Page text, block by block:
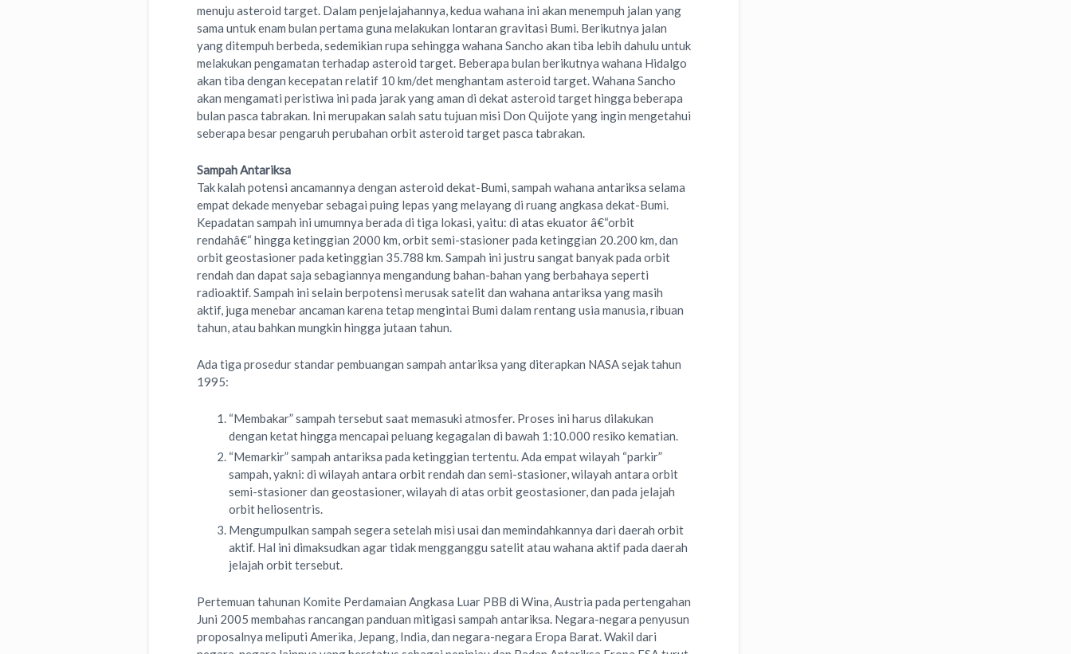
menuju asteroid target. Dalam penjelajahannya, kedua wahana ini akan menempuh jalan yang
sama untuk enam bulan pertama guna melakukan lontaran gravitasi Bumi. Berikutnya jalan
yang ditempuh berbeda, sedemikian rupa sehingga wahana Sancho akan tiba lebih dahulu untuk
melakukan pengamatan terhadap asteroid target. Beberapa bulan berikutnya wahana Hidalgo
akan tiba dengan kecepatan relatif 10 km/det menghantam asteroid target. Wahana Sancho
akan mengamati peristiwa ini pada jarak yang aman di dekat asteroid target hingga beberapa
bulan pasca tabrakan. Ini merupakan salah satu tujuan misi Don Quijote yang ingin mengetahui
seberapa besar pengaruh perubahan orbit asteroid target pasca tabrakan.
Sampah Antariksa
Tak kalah potensi ancamannya dengan asteroid dekat-Bumi, sampah wahana antariksa selama
empat dekade menyebar sebagai puing lepas yang melayang di ruang angkasa dekat-Bumi.
Kepadatan sampah ini umumnya berada di tiga lokasi, yaitu: di atas ekuator â€“orbit
rendahâ€“ hingga ketinggian 2000 km, orbit semi-stasioner pada ketinggian 20.200 km, dan
orbit geostasioner pada ketinggian 35.788 km. Sampah ini justru sangat banyak pada orbit
rendah dan dapat saja sebagiannya mengandung bahan-bahan yang berbahaya seperti
radioaktif. Sampah ini selain berpotensi merusak satelit dan wahana antariksa yang masih
aktif, juga menebar ancaman karena tetap mengintai Bumi dalam rentang usia manusia, ribuan
tahun, atau bahkan mungkin hingga jutaan tahun.
Ada tiga prosedur standar pembuangan sampah antariksa yang diterapkan NASA sejak tahun
1995:
“Membakar” sampah tersebut saat memasuki atmosfer. Proses ini harus dilakukan
dengan ketat hingga mencapai peluang kegagalan di bawah 1:10.000 resiko kematian.
“Memarkir” sampah antariksa pada ketinggian tertentu. Ada empat wilayah “parkir”
sampah, yakni: di wilayah antara orbit rendah dan semi-stasioner, wilayah antara orbit
semi-stasioner dan geostasioner, wilayah di atas orbit geostasioner, dan pada jelajah
orbit heliosentris.
Mengumpulkan sampah segera setelah misi usai dan memindahkannya dari daerah orbit
aktif. Hal ini dimaksudkan agar tidak mengganggu satelit atau wahana aktif pada daerah
jelajah orbit tersebut.
Pertemuan tahunan Komite Perdamaian Angkasa Luar PBB di Wina, Austria pada pertengahan
Juni 2005 membahas rancangan panduan mitigasi sampah antariksa. Negara-negara penyusun
proposalnya meliputi Amerika, Jepang, India, dan negara-negara Eropa Barat. Wakil dari